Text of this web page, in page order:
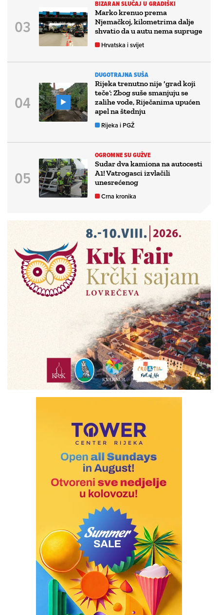
BIZARAN SLUČAJ U GRADIŠKI
Marko krenuo prema
Njemačkoj, kilometrima dalje
shvatio da u autu nema supruge
Hrvatska i svijet
DUGOTRAJNA SUŠA
Rijeka trenutno nije ‘grad koji
teče’: Zbog suše smanjuju se
zalihe vode, Riječanima upućen
apel na štednju
Rijeka i PGŽ
OGROMNE SU GUŽVE
Sudar dva kamiona na autocesti
A1! Vatrogasci izvlačili
unesrećenog
Crna kronika